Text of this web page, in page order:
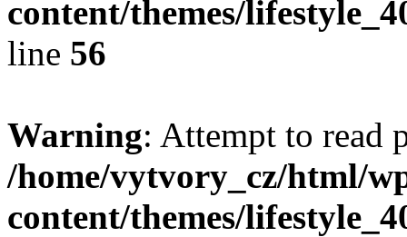
content/themes/
line 56
Warning: Attempt to read
/home/vytvory_cz/html/
content/themes/